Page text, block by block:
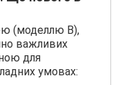
(моделлю B),
важливих
для
умовах: